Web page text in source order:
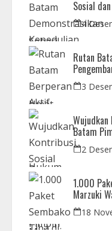
Sosial
Doa
4
Rutan
3
Batam
Negeri di
2
1.000
Marzuki
Sutiawan
18